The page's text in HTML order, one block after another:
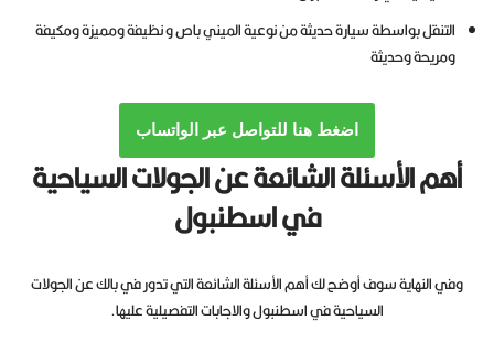
التنقل بواسطة سيارة حديثة من نوعية الميني باص و نظيفة ومميزة ومكيفة
ومريحة وحديثة
اضغط هنا للتواصل عبر الواتساب
أهم الأسئلة الشائعة عن الجولات السياحية
في اسطنبول
وفي النهاية سوف أوضح لك أهم الأسئلة الشائعة التي تدور في بالك عن الجولات
السياحية في اسطنبول والاجابات التفصيلية عليها.